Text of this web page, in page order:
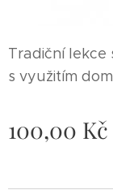
Tradiční lekce
s využitím
100,00 Kč